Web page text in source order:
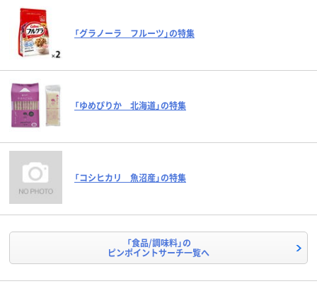
「グラノーラ フルーツ」の特集
「ゆめぴりか 北海道」の特集
「コシヒカリ 魚沼産」の特集
「食品/調味料」の
ピンポイントサーチ一覧へ